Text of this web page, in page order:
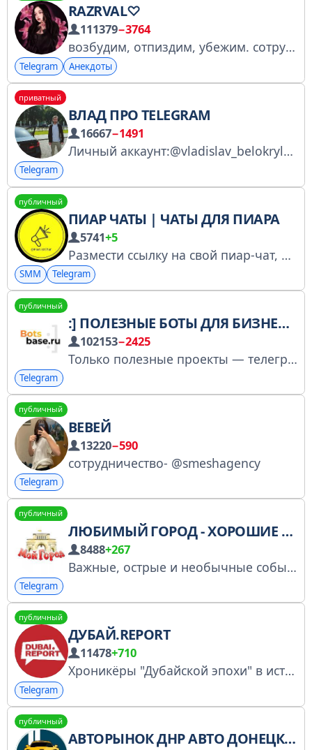
RAZRVAL♡
111379−3764
возбудим, отпиздим, убежим. сотрудничество- @randi_agent2 @llina_mii @nonstop_mediaa менеджер - @apathy2kkk мерч: https://torch-fff.com/shop/razrval-kh-torch-flowers/ твич: https://www.twitch.tv/razrval
Telegram Анекдоты
приватный
ВЛАД ПРО TELEGRAM
16667−1491
Личный аккаунт:@vladislav_belokrylov Ссылка для друга - https://t.me/+-CGgLBgulWZjMDQy
Telegram
публичный
ПИАР ЧАТЫ | ЧАТЫ ДЛЯ ПИАРА
5741+5
Размести ссылку на свой пиар-чат, навсегда: 150RUB @rtdme
SMM Telegram
публичный
:] ПОЛЕЗНЫЕ БОТЫ ДЛЯ БИЗНЕСА И ЖИЗНИ
102153−2425
Только полезные проекты — телеграм боты для бизнеса и жизни Поддержка »» @RBSFamilySupportBot Сотрудничество, реклама, платная разработка »» @RBSFamilyAds_bot Снять спамблок в DF »» @df_spamchecker_bot
Telegram
публичный
BEBEЙ
13220−590
сотрудничество- @smeshagency
Telegram
публичный
ЛЮБИМЫЙ ГОРОД - ХОРОШИЕ НОВОСТИ
8488+267
Важные, острые и необычные события города. По рекламе/новостям/
Telegram
публичный
ДУБАЙ.REPORT
11478+710
Хроникёры "Дубайской эпохи" в истории России. Пишем то, что боятся другие! Анонсы и обзоры деловых и светских событий Эмиратов и иных стран активности "глобальных русских". Для организации ивента в любой стране мира или рекламы – @oferta2023
Telegram
публичный
АВТОРЫНОК ДНР АВТО ДОНЕЦК МАРИУПОЛЬ